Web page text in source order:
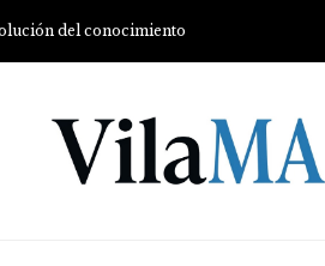
del conocimiento